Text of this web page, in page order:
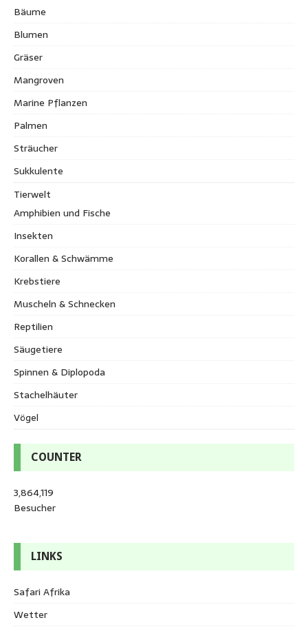
Bäume
Blumen
Gräser
Mangroven
Marine Pflanzen
Palmen
Sträucher
Sukkulente
Tierwelt
Amphibien und Fische
Insekten
Korallen & Schwämme
Krebstiere
Muscheln & Schnecken
Reptilien
Säugetiere
Spinnen & Diplopoda
Stachelhäuter
Vögel
COUNTER
3,864,119
Besucher
LINKS
Safari Afrika
Wetter